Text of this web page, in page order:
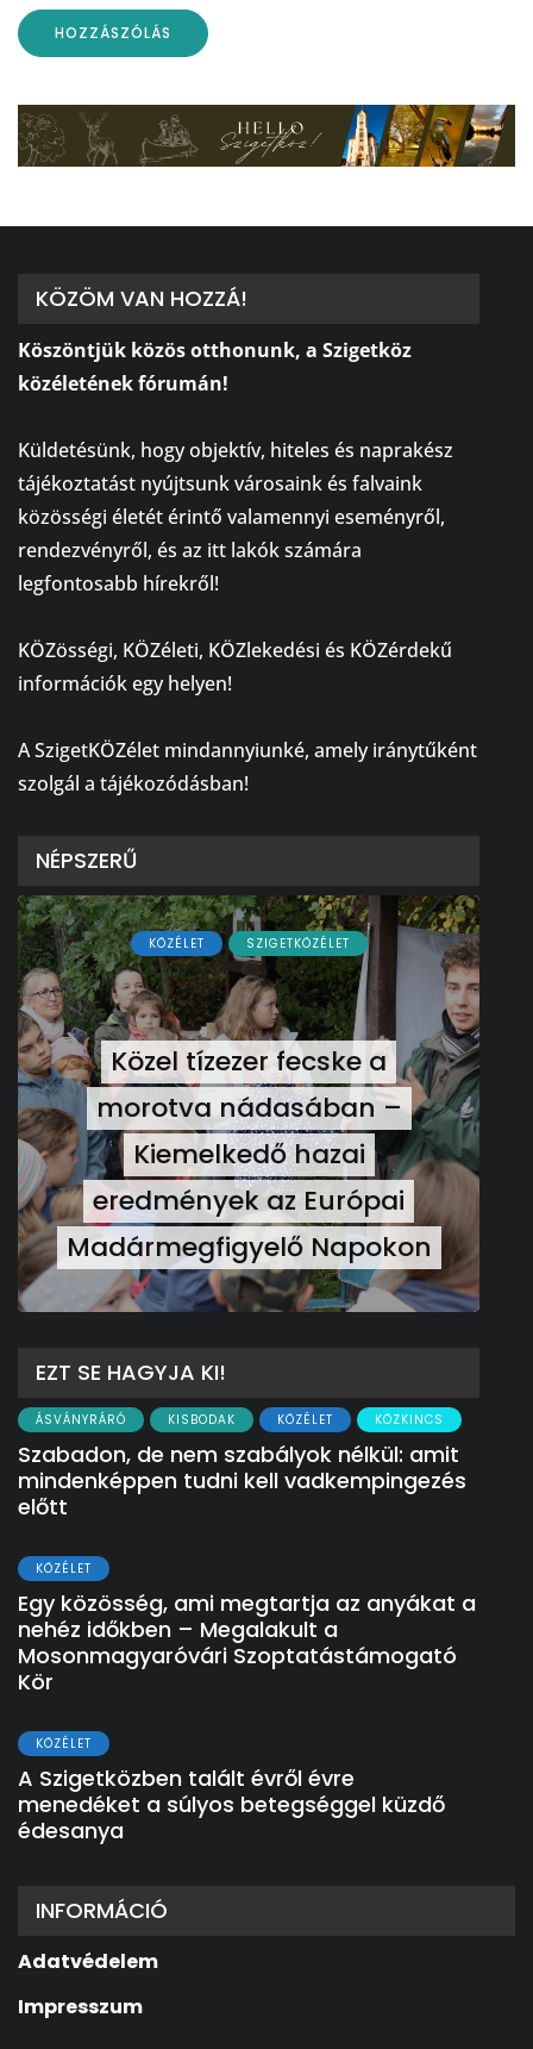
KÖZÖM VAN HOZZÁ!
Köszöntjük közös otthonunk, a Szigetköz
közéletének fórumán!
Küldetésünk, hogy objektív, hiteles és naprakész
tájékoztatást nyújtsunk városaink és falvaink
közösségi életét érintő valamennyi eseményről,
rendezvényről, és az itt lakók számára
legfontosabb hírekről!
KÖZösségi, KÖZéleti, KÖZlekedési és KÖZérdekű
információk egy helyen!
A SzigetKÖZélet mindannyiunké, amely iránytűként
szolgál a tájékozódásban!
NÉPSZERŰ
KÖZÉLET SZIGETKÖZÉLET
Közel tízezer fecske a
morotva nádasában –
Kiemelkedő hazai
eredmények az Európai
Madármegfigyelő Napokon
EZT SE HAGYJA KI!
ÁSVÁNYRÁRÓ KISBODAK KÖZÉLET KÖZKINCS
Szabadon, de nem szabályok nélkül: amit
mindenképpen tudni kell vadkempingezés
előtt
KÖZÉLET
Egy közösség, ami megtartja az anyákat a
nehéz időkben – Megalakult a
Mosonmagyaróvári Szoptatástámogató
Kör
KÖZÉLET
A Szigetközben talált évről évre
menedéket a súlyos betegséggel küzdő
édesanya
INFORMÁCIÓ
Adatvédelem
Impresszum